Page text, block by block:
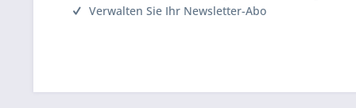
Verwalten Sie Ihr Newsletter-Abo